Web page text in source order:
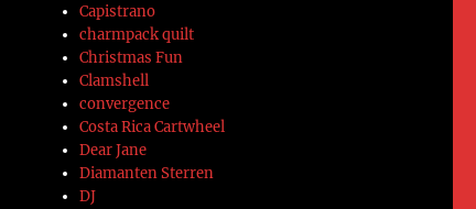
Capistrano
charmpack quilt
Christmas Fun
Clamshell
convergence
Costa Rica Cartwheel
Dear Jane
Diamanten Sterren
DJ